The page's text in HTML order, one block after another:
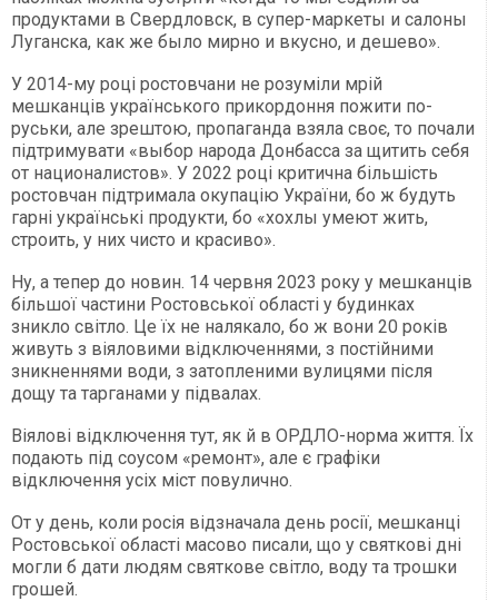
продуктами в Свердловск, в супер-маркеты и салоны
Луганска, как же было мирно и вкусно, и дешево».
У 2014-му році ростовчани не розуміли мрій
мешканців українського прикордоння пожити по-
руськи, але зрештою, пропаганда взяла своє, то почали
підтримувати «выбор народа Донбасса за щитить себя
от националистов». У 2022 році критична більшість
ростовчан підтримала окупацію України, бо ж будуть
гарні українські продукти, бо «хохлы умеют жить,
строить, у них чисто и красиво».
Ну, а тепер до новин. 14 червня 2023 року у мешканців
більшої частини Ростовської області у будинках
зникло світло. Це їх не налякало, бо ж вони 20 років
живуть з віяловими відключеннями, з постійними
зникненнями води, з затопленими вулицями після
дощу та тарганами у підвалах.
Віялові відключення тут, як й в ОРДЛО-норма життя. Їх
подають під соусом «ремонт», але є графіки
відключення усіх міст повулично.
От у день, коли росія відзначала день росії, мешканці
Ростовської області масово писали, що у святкові дні
могли б дати людям святкове світло, воду та трошки
грошей.